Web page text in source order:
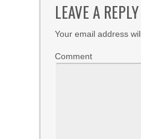
LEAVE A REPLY
Your email address
Comment